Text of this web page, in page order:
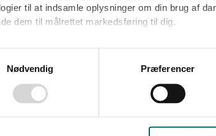
til at indsamle oplysninger om din brug af
dem til målrettet markedsføring til dig.​
klikke på ”OK” giver du samtykke til alle
dit samtykke ved at følge linket til vores
Nødvendig Præferencer
til 41.600.000-